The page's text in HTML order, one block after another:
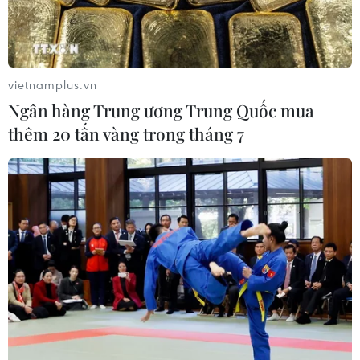
Xuất hiện áp thấp nhiệt đới trên khu
vực vịnh Bắc Bộ
07/08/2026 03:54
Lào Cai khẩn trương tìm kiếm 2
người mất tích do mưa lũ
07/08/2026 03:04
Khẩn trương phân luồng giao thông
sau vụ sạt lở trên tuyến ĐT161 ở Lào
Cai
07/08/2026 02:37
vietnamplus.vn
Ngân hàng Trung ương Trung Quốc mua
thêm 20 tấn vàng trong tháng 7